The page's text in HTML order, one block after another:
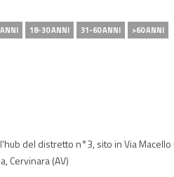
18-30 ANNI 31-60 ANNI >60 ANNI
del distretto n°3, sito in Via Macello
Cervinara (AV)